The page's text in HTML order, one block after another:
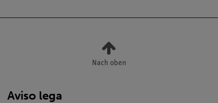
Nach oben
Aviso lega